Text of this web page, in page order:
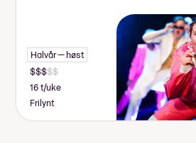
Halvår — høst
16 t/uke
Frilynt